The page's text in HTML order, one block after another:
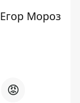
Егор Мороз
😡